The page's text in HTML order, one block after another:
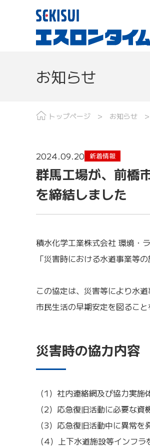
お知らせ
トップページ お知らせ
2024.09.20 新着情報
群馬工場が、前橋
を締結しました
積水化学工業株式会社 環境・
「災害時における水道事業等
この協定は、災害等により水
市民生活の早期安定を図ること
災害時の協力内容
（1）社内連絡網及び協力実施
（2）応急復旧活動に必要な資
（3）応急復旧活動中に異常
（4）上下水道施設等インフ